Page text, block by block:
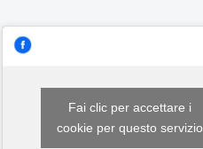
Fai clic per accettare i
cookie per questo servizio